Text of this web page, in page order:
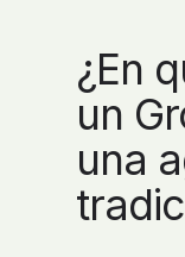
¿En
un
una